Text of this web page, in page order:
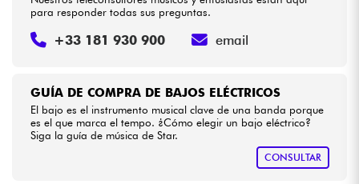
GUÍA DE COMPRA DE BAJOS ELÉCTRICOS
El bajo es el instrumento musical clave de una banda porque
es el que marca el tempo. ¿Cómo elegir un bajo eléctrico?
Siga la guía de música de Star.
CONSULTAR
para responder todas sus preguntas.
+33 181 930 900 email